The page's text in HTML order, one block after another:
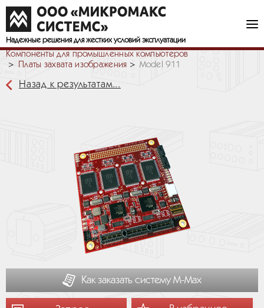
Надежные решения для жестких условий эксплуатации
Компоненты для промышленных компьютеров
Платы захвата изображения
Model 911
Назад к результатам...
Как заказать систему М-Мах